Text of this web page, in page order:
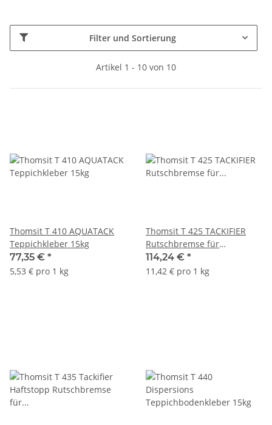
Filter und Sortierung
Artikel 1 - 10 von 10
Thomsit T 410 AQUATACK
Teppichkleber 15kg
77,35 € *
5,53 € pro 1 kg
Thomsit T 425 TACKIFIER
Rutschbremse für
selbstliegende
Teppichfliesen 10kg
114,24 € *
11,42 € pro 1 kg